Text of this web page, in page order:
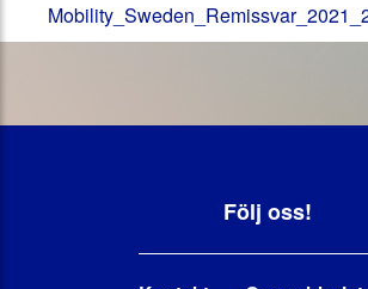
Följ oss!